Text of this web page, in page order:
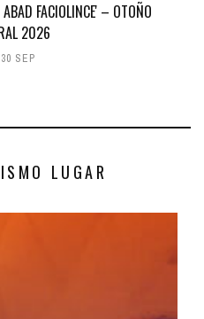
FACIOLINCE' – OTOÑO
2026
SEP
LUGAR